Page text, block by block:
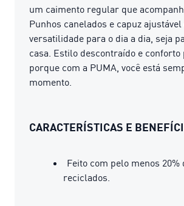
um caimento regular que
Punhos canelados e capuz
versatilidade para o dia a dia, seja
casa. Estilo descontraído e conforto
porque com a PUMA, você está
momento.
CARACTERÍSTICAS E
Feito com pelo menos 20%
reciclados.